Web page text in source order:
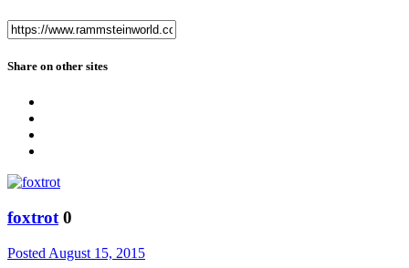
Share on other sites
foxtrot 0
Posted August 15, 2015